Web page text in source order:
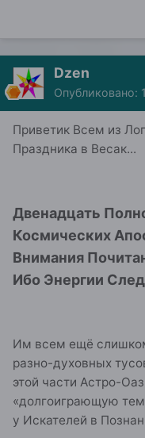
Dzen
Опубликовано:
Приветик Всем из
Праздника в Весак...
Двенадцать
Космических
Внимания
Ибо Энергии
Им всем ещё
разно-духовных
этой части Астро-
«долгоиграющую
у Искателей в